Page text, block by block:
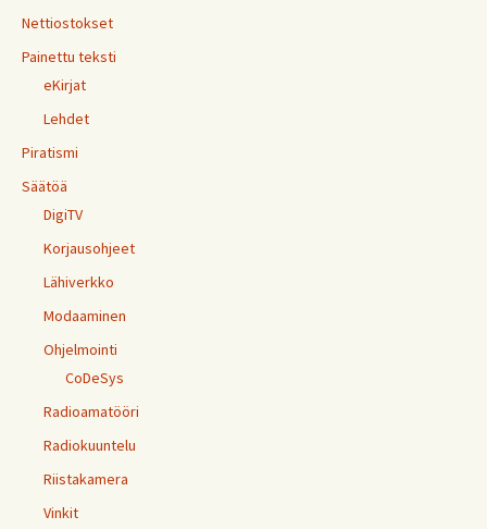
Nettiostokset
Painettu teksti
eKirjat
Lehdet
Piratismi
Säätöä
DigiTV
Korjausohjeet
Lähiverkko
Modaaminen
Ohjelmointi
CoDeSys
Radioamatööri
Radiokuuntelu
Riistakamera
Vinkit